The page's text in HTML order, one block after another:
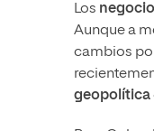
Los
Aunque a
cambios
geopolítica